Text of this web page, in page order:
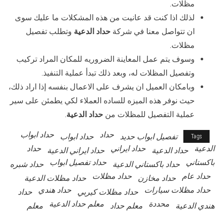
مظلات.
لذلك اذا كنت قد عانيت من هذه المشكلات ما عليك سوى
ان تتواصل معنا في شركة حداد الدعية وتطلب تفصيل
مظلات.
وسوف يتم عمل المعاينة الضروريه للمكان المراد تركيب
وتفصيل المظلات له، وبعد ذلك تبدأ عملية التنفيذ.
وبامكان العميل ان يشرف على الاعمال بنفسه إذا اراد ذلك،
حيث نوفر هذه الميزه للساده العملاء لكي يطمئن على سير
عملية التفصيل للمظلات من حداد الدعية.
Tags تفصيل ابواب حديد حداد حداد ابواب
حداد ابواب
الدعية
حداد الدعية حداد ايراني حداد ايراني الدعية
حداد
باكستاني
حداد باكستاني الدعية حداد تفصيل ابواب
حداد شبره
حداد عام
حداد مخازن حداد مظلات
حداد مظلات الدعية
حداد مظلات سيارات
حداد مظلات كيربي حداد هندي
حداد
هندي الدعية
محددة معلم حداد معلم حداد الدعية
معلم